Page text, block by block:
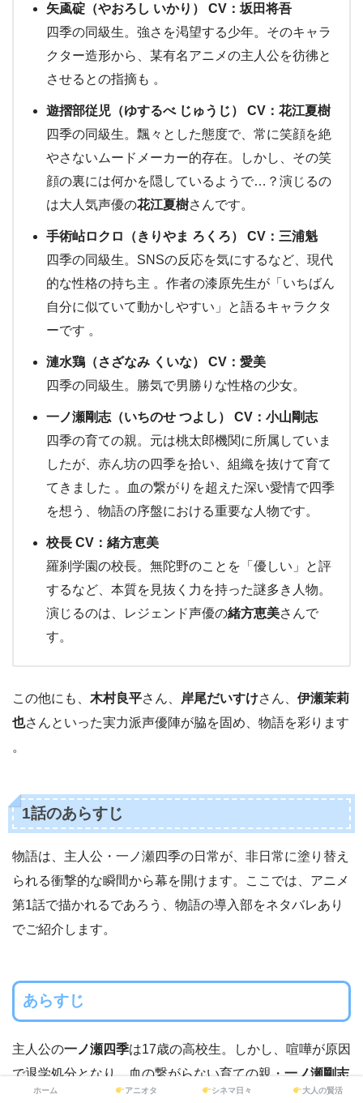
矢颪碇（やおろし いかり） CV：坂田将吾
四季の同級生。強さを渇望する少年。そのキャラ
クター造形から、某有名アニメの主人公を彷彿と
させるとの指摘も 。
遊摺部従児（ゆするべ じゅうじ） CV：花江夏樹
四季の同級生。飄々とした態度で、常に笑顔を絶
やさないムードメーカー的存在。しかし、その笑
顔の裏には何かを隠しているようで…？演じるの
は大人気声優の花江夏樹さんです。
手術岾ロクロ（きりやま ろくろ） CV：三浦魁
四季の同級生。SNSの反応を気にするなど、現代
的な性格の持ち主 。作者の漆原先生が「いちばん
自分に似ていて動かしやすい」と語るキャラクタ
ーです 。
漣水鶏（さざなみ くいな） CV：愛美
四季の同級生。勝気で男勝りな性格の少女。
一ノ瀬剛志（いちのせ つよし） CV：小山剛志
四季の育ての親。元は桃太郎機関に所属していま
したが、赤ん坊の四季を拾い、組織を抜けて育て
てきました 。血の繋がりを超えた深い愛情で四季
を想う、物語の序盤における重要な人物です。
校長 CV：緒方恵美
羅刹学園の校長。無陀野のことを「優しい」と評
するなど、本質を見抜く力を持った謎多き人物。
演じるのは、レジェンド声優の緒方恵美さんで
す。
この他にも、 木村良平さん、 岸尾だいすけさん、 伊瀬茉莉
也さんといった実力派声優陣が脇を固め、物語を彩ります
。
1話のあらすじ
物語は、主人公・一ノ瀬四季の日常が、非日常に塗り替え
られる衝撃的な瞬間から幕を開けます。ここでは、アニメ
第1話で描かれるであろう、物語の導入部をネタバレあり
でご紹介します。
あらすじ
主人公の一ノ瀬四季は17歳の高校生。しかし、喧嘩が原因
で退学処分となり、血の繋がらない育ての親・一ノ瀬剛志
が営む酒屋を手伝いながら、やり場のない日々を過ごして
ホーム アニオタ シネマ日々 大人の賢活